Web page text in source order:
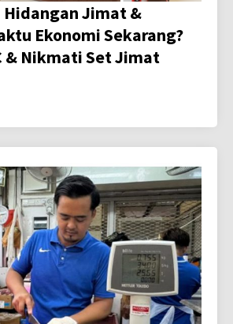
Hidangan Jimat &
Ekonomi Sekarang?
& Nikmati Set Jimat